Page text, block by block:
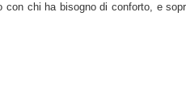
chi ha bisogno di conforto, e